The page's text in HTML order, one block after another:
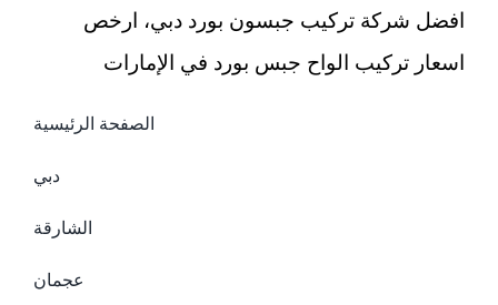
افضل شركة تركيب جبسون بورد دبي، ارخص
اسعار تركيب الواح جبس بورد في الإمارات
الصفحة الرئيسية
دبي
الشارقة
عجمان